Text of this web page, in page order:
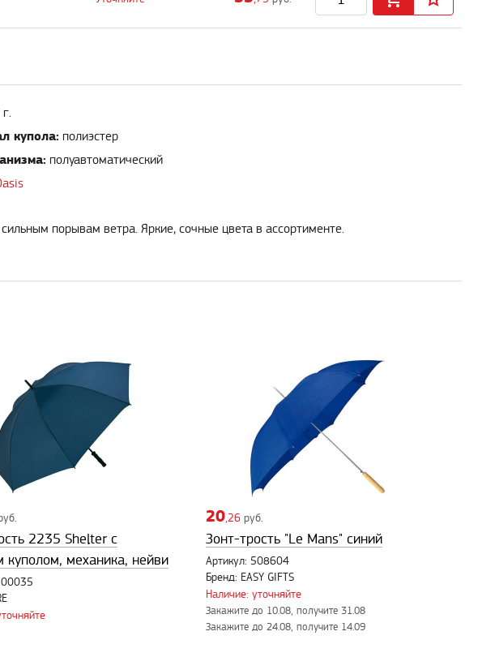
купола: полиэстер
полуавтоматический
порывам ветра. Яркие, сочные цвета в ассортименте.
2235 Shelter c
куполом, механика, нейви
20,26 руб.
Зонт-трость "Le Mans" синий
Артикул: 508604
Бренд: EASY GIFTS
Наличие: уточняйте
Закажите до 10.08, получите 31.08
Закажите до 24.08, получите 14.09